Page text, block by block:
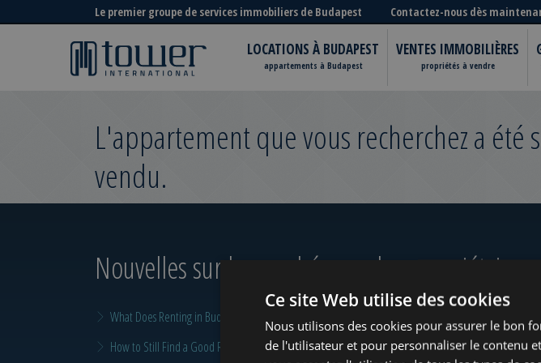
Le premier groupe de services immobiliers de Budapest Contactez-nous dès
LOCATIONS À BUDAPEST
appartements à Budapest
VENTES IMMOBILIÈRES
propriétés à vendre
L'appartement que vous recherchez a été
vendu.
Nouvelles sur le marché pour les propriétaires
What Does Renting in Budapest Really Cost?
How to Still Find a Good Rental in Budapest at the End of August
Ce site Web utilise des cookies
Nous utilisons des cookies pour assurer le bon
de l'utilisateur et pour personnaliser le contenu